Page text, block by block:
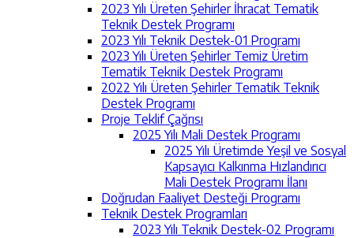
2023 Yılı Üreten Şehirler İhracat Tematik
Teknik Destek Programı
2023 Yılı Teknik Destek-01 Programı
2023 Yılı Üreten Şehirler Temiz Üretim
Tematik Teknik Destek Programı
2022 Yılı Üreten Şehirler Tematik Teknik
Destek Programı
Proje Teklif Çağrısı
2025 Yılı Mali Destek Programı
2025 Yılı Üretimde Yeşil ve Sosyal
Kapsayıcı Kalkınma Hızlandırıcı
Mali Destek Programı İlanı
Doğrudan Faaliyet Desteği Programı
Teknik Destek Programları
2023 Yılı Teknik Destek-02 Programı